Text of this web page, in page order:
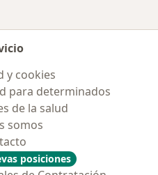
del efecto del Timolol
de XIX Congreso
Cardiovascular. 1° al 4
en Hipertensión
02 de Mayo 1985, pág 49.
y cookies
para determinados
de la salud
somos
posiciones